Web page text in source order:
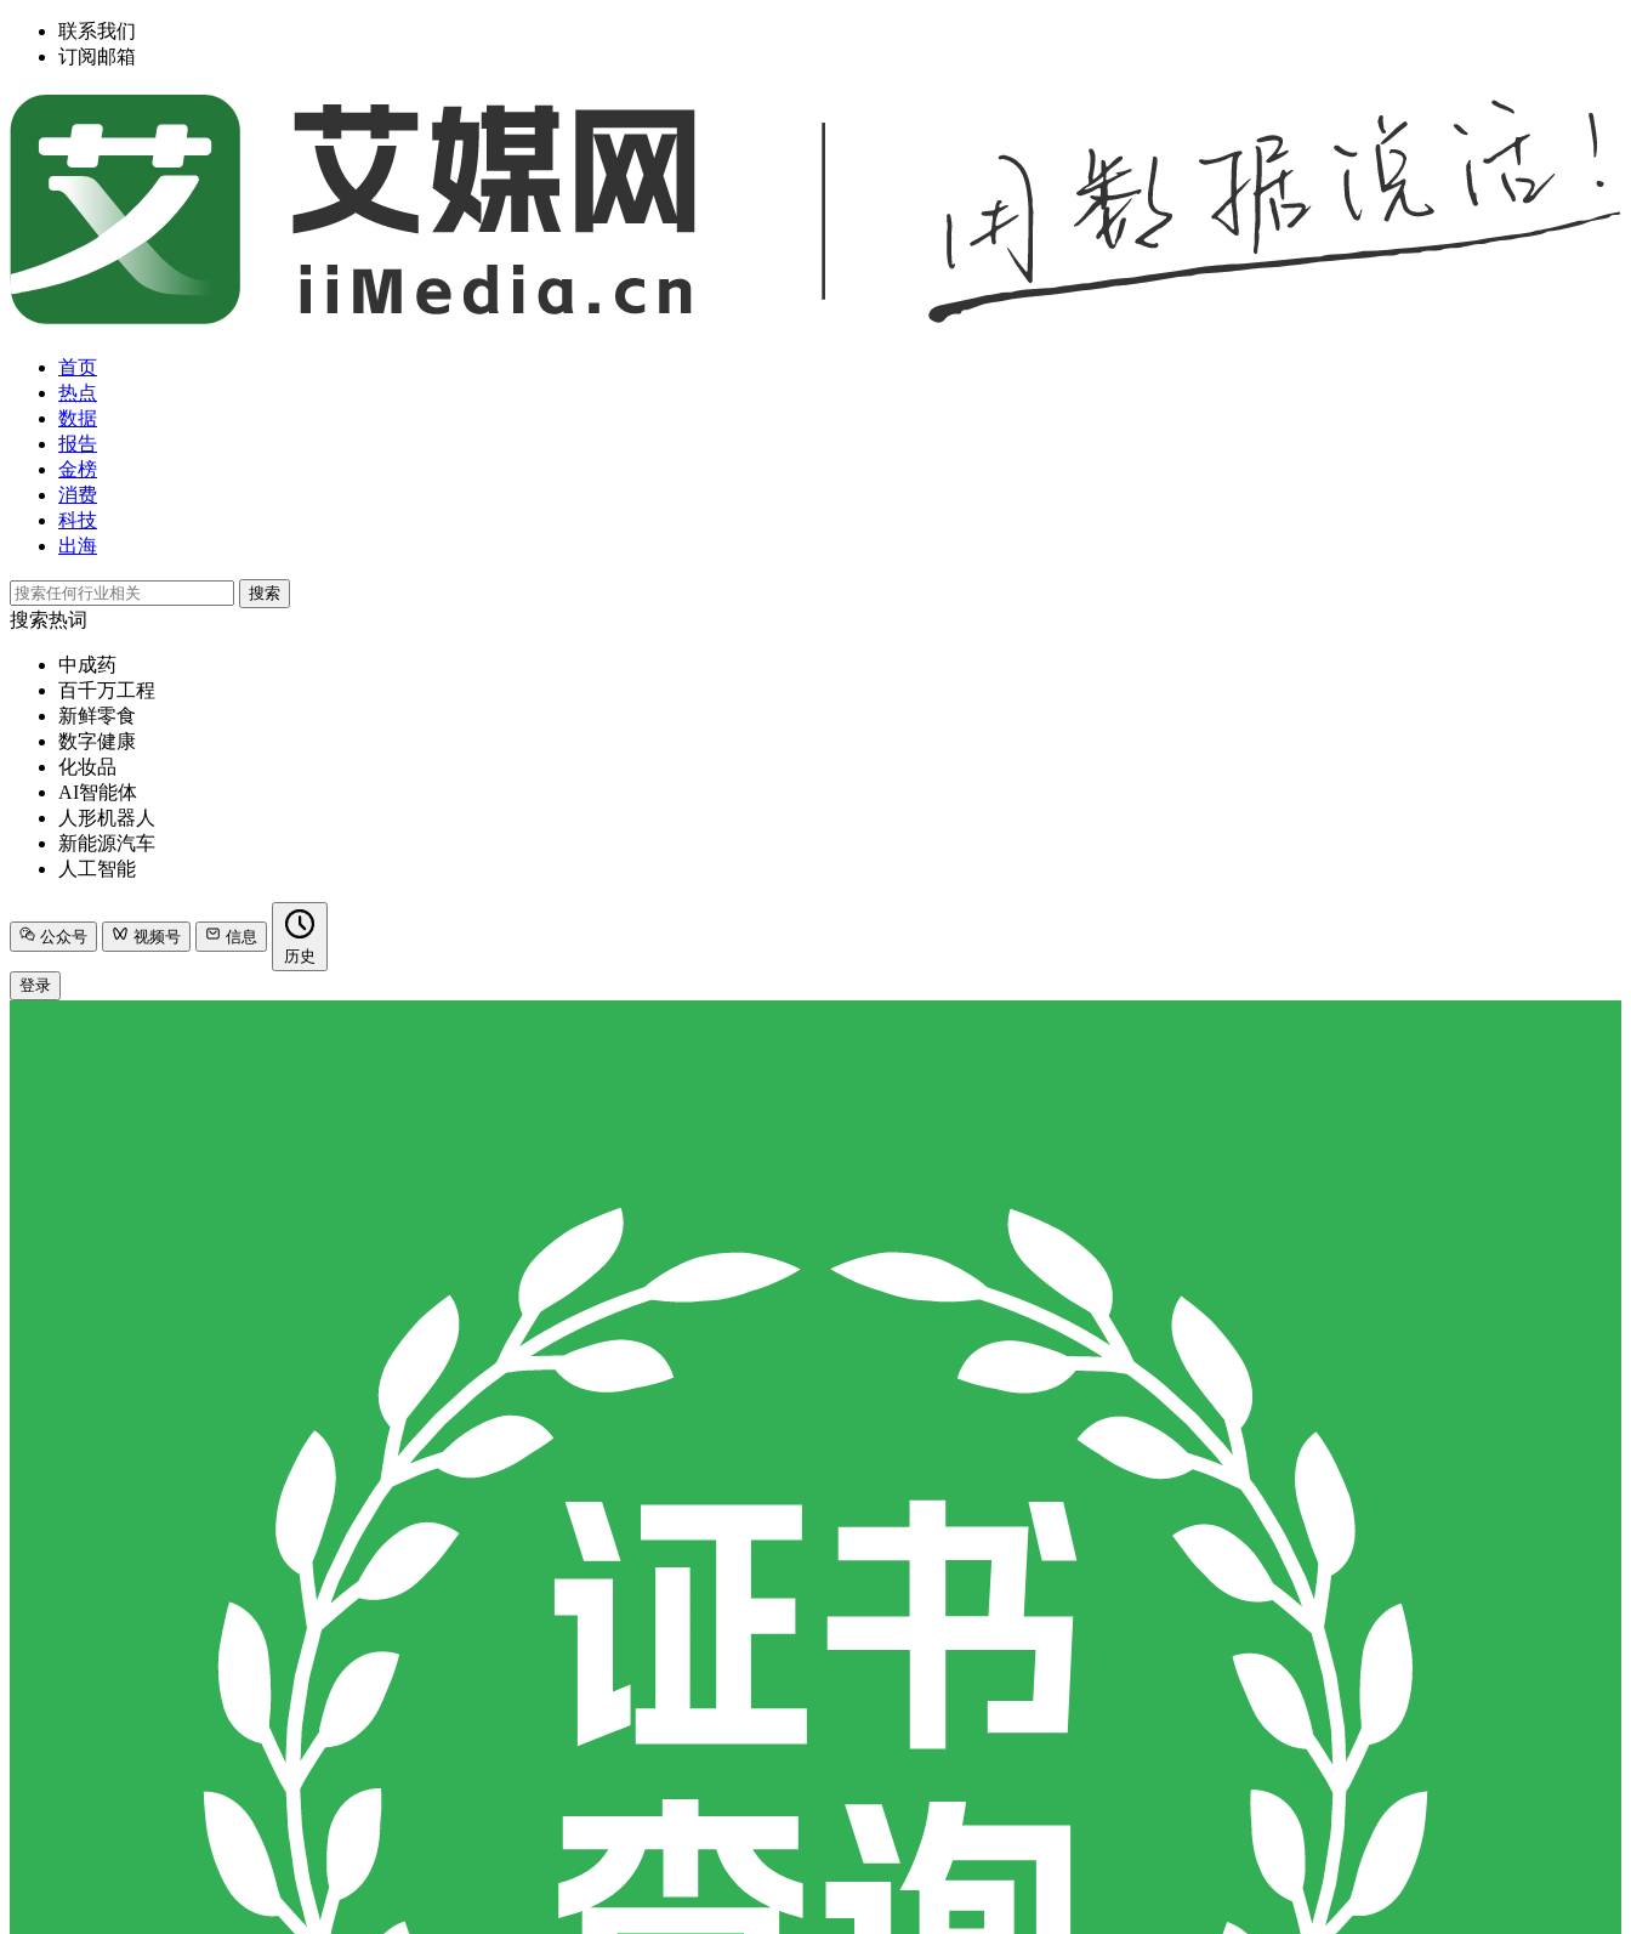
联系我们
订阅邮箱
首页
热点
数据
报告
金榜
消费
科技
出海
搜索
搜索热词
中成药
百千万工程
新鲜零食
数字健康
化妆品
AI智能体
人形机器人
新能源汽车
人工智能
公众号 视频号
信息
历史
登录